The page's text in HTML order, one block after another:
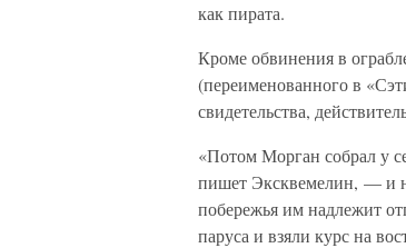
как пирата.
Кроме обвинения в
(переименованного в
свидетельства,
«Потом Морган собрал у
пишет Эксквемелин, — и
побережья им надлежит
паруса и взяли курс на